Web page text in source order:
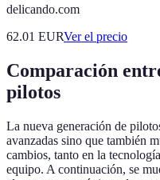
delicando.com
62.01 EURVer el precio
Comparación
pilotos
La nueva generación de
avanzadas sino que también
cambios, tanto en la
equipo. A continuación, se